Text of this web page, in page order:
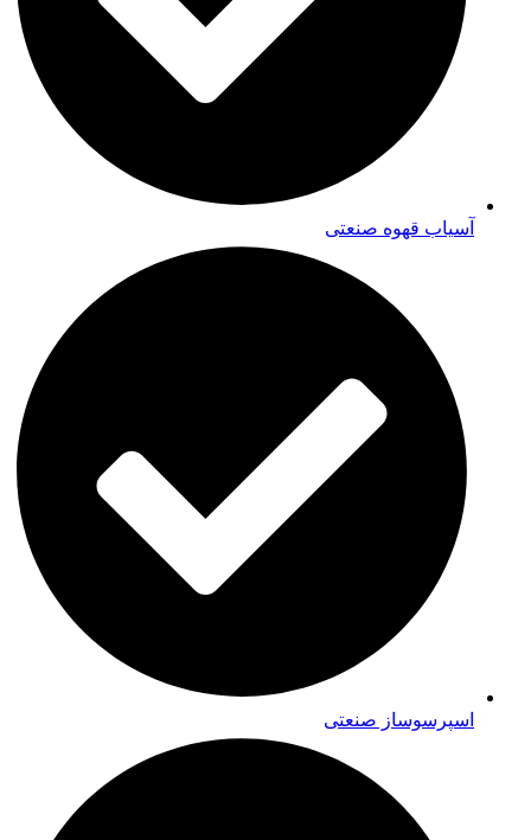
آسیاب قهوه صنعتی
اسپرسوساز صنعتی